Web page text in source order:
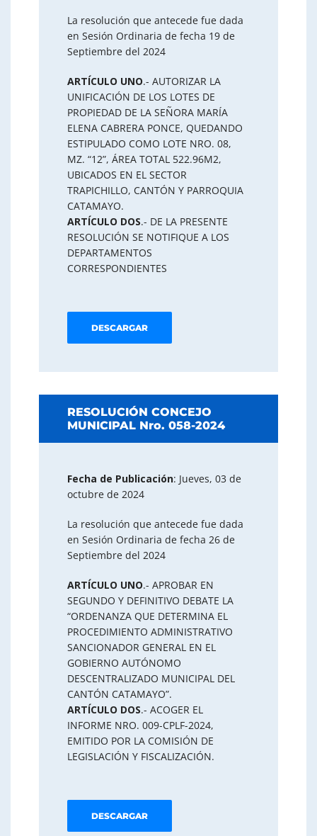
La resolución que antecede fue dada
en Sesión Ordinaria de fecha 19 de
Septiembre del 2024
ARTÍCULO UNO.- AUTORIZAR LA
UNIFICACIÓN DE LOS LOTES DE
PROPIEDAD DE LA SEÑORA MARÍA
ELENA CABRERA PONCE, QUEDANDO
ESTIPULADO COMO LOTE NRO. 08,
MZ. “12”, ÁREA TOTAL 522.96M2,
UBICADOS EN EL SECTOR
TRAPICHILLO, CANTÓN Y PARROQUIA
CATAMAYO.
ARTÍCULO DOS.- DE LA PRESENTE
RESOLUCIÓN SE NOTIFIQUE A LOS
DEPARTAMENTOS
CORRESPONDIENTES
DESCARGAR
RESOLUCIÓN CONCEJO
MUNICIPAL Nro. 058-2024
Fecha de Publicación: Jueves, 03 de
octubre de 2024
La resolución que antecede fue dada
en Sesión Ordinaria de fecha 26 de
Septiembre del 2024
ARTÍCULO UNO.- APROBAR EN
SEGUNDO Y DEFINITIVO DEBATE LA
“ORDENANZA QUE DETERMINA EL
PROCEDIMIENTO ADMINISTRATIVO
SANCIONADOR GENERAL EN EL
GOBIERNO AUTÓNOMO
DESCENTRALIZADO MUNICIPAL DEL
CANTÓN CATAMAYO”.
ARTÍCULO DOS.- ACOGER EL
INFORME NRO. 009-CPLF-2024,
EMITIDO POR LA COMISIÓN DE
LEGISLACIÓN Y FISCALIZACIÓN.
DESCARGAR